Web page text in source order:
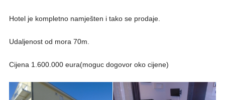
Hotel je kompletno namješten i tako se prodaje.
Udaljenost od mora 70m.
Cijena 1.600.000 eura(moguc dogovor oko cijene)